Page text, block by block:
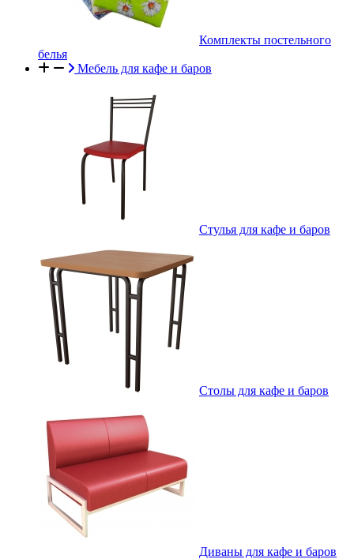
Комплекты постельного
белья
Мебель для кафе и баров
Стулья для кафе и баров
Столы для кафе и баров
Диваны для кафе и баров